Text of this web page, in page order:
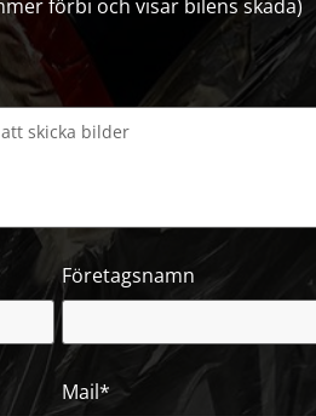
förbi och visar bilens skada)
Företagsnamn
Mail*